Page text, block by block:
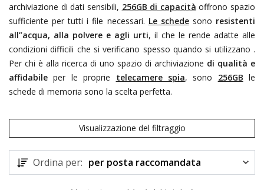
archiviazione di dati sensibili, 256GB di capacità offrono spazio
sufficiente per tutti i file necessari. Le schedesono resistenti
all”acqua, alla polvere e agli urti, il che le rende adatte alle
condizioni difficili che si verificano spesso quando si utilizzano .
Per chi è alla ricerca di uno spazio di archiviazione di qualità e
affidabile per le proprie telecamere spia, sono 256GB le
schede di memoria sono la scelta perfetta.
Visualizzazione del filtraggio
Ordina per: per posta raccomandata